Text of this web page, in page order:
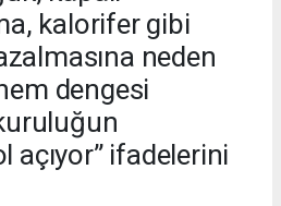
kalorifer gibi
neden
dengesi
açıyor” ifadelerini